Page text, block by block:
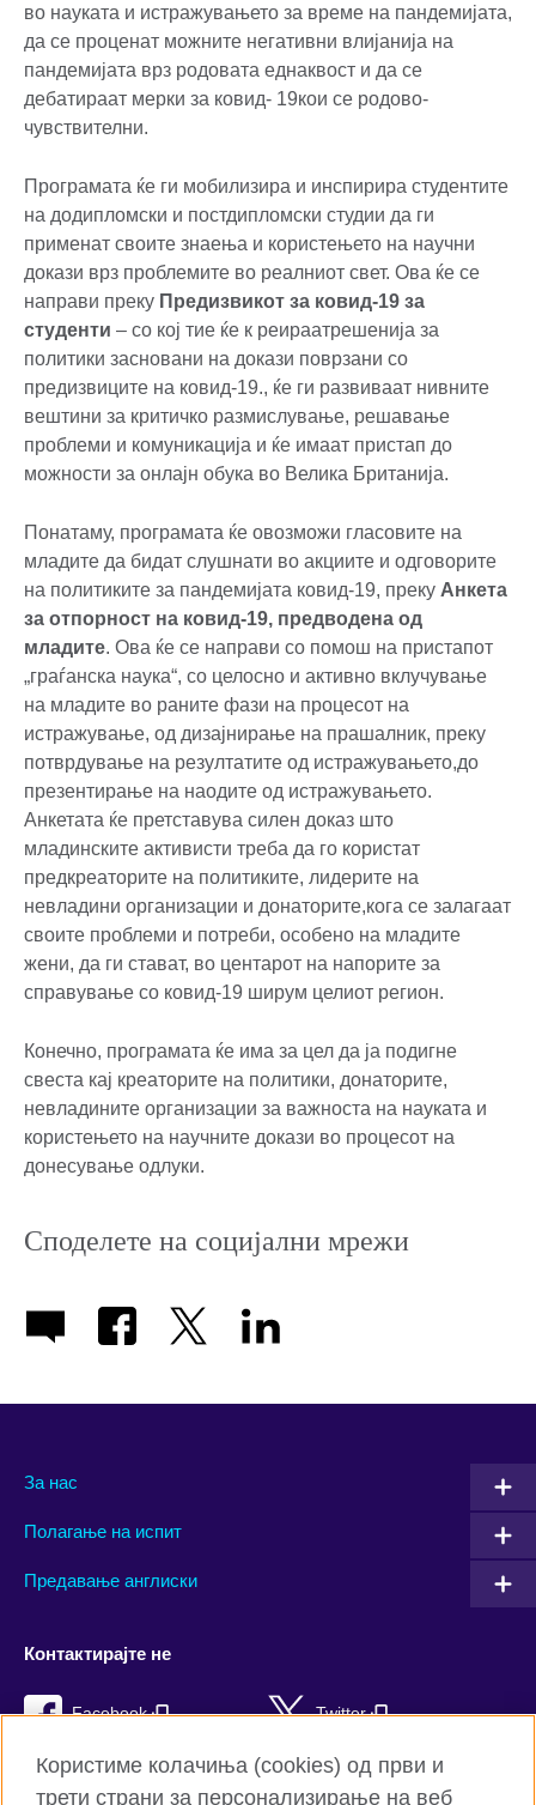
во науката и истражувањето за време на пандемијата,
да се проценат можните негативни влијанија на
пандемијата врз родовата еднаквост и да се
дебатираат мерки за ковид- 19кои се родово-
чувствителни.
Програмата ќе ги мобилизира и инспирира студентите
на додипломски и постдипломски студии да ги
применат своите знаења и користењето на научни
докази врз проблемите во реалниот свет. Ова ќе се
направи преку Предизвикот за ковид-19 за
студенти – со кој тие ќе к реираатрешенија за
политики засновани на докази поврзани со
предизвиците на ковид-19., ќе ги развиваат нивните
вештини за критичко размислување, решавање
проблеми и комуникација и ќе имаат пристап до
можности за онлајн обука во Велика Британија.
Понатаму, програмата ќе овозможи гласовите на
младите да бидат слушнати во акциите и одговорите
на политиките за пандемијата ковид-19, преку Анкета
за отпорност на ковид-19, предводена од
младите. Ова ќе се направи со помош на пристапот
„граѓанска наука“, со целосно и активно вклучување
на младите во раните фази на процесот на
истражување, од дизајнирање на прашалник, преку
потврдување на резултатите од истражувањето,до
презентирање на наодите од истражувањето.
Анкетата ќе претставува силен доказ што
младинските активисти треба да го користат
предкреаторите на политиките, лидерите на
невладини организации и донаторите,кога се залагаат
своите проблеми и потреби, особено на младите
жени, да ги стават, во центарот на напорите за
справување со ковид-19 ширум целиот регион.
Конечно, програмата ќе има за цел да ја подигне
свеста кај креаторите на политики, донаторите,
невладините организации за важноста на науката и
користењето на научните докази во процесот на
донесување одлуки.
Споделете на социјални мрежи
За нас
Полагање на испит
Предавање англиски
Контактирајте не
Facebook Twitter
YouTube Flickr
Користиме колачиња (cookies) од први и
трети страни за персонализирање на веб